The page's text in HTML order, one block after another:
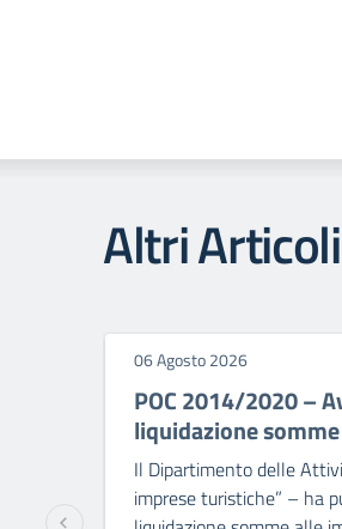
Altri Articoli
06 Agosto 2026
POC 2014/2020 –
liquidazione
Il Dipartimento delle
imprese turistiche” – ha